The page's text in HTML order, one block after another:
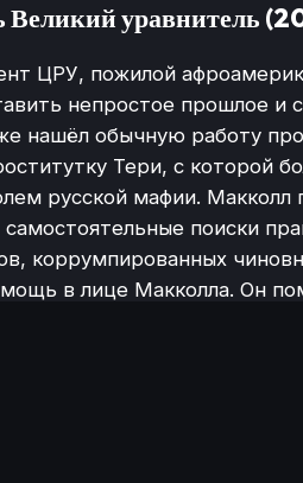
Великий уравнитель
ЦРУ, пожилой
непростое прошлое
нашёл обычную работу
Тери, с которой
русской мафии.
самостоятельные поиски
коррумпированных
в лице Макколла. Он